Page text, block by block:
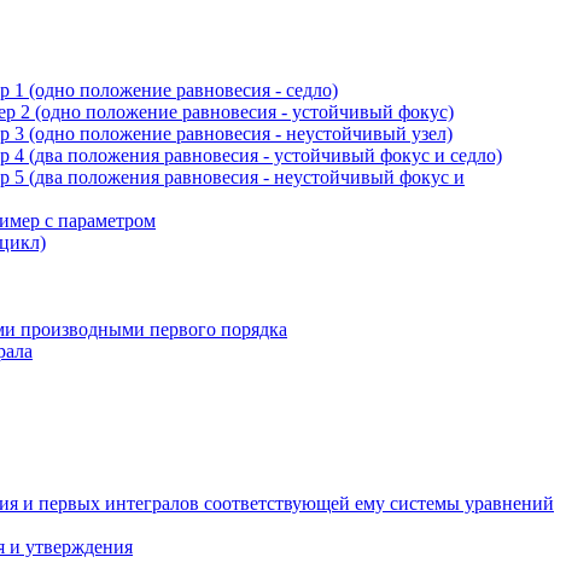
(одно положение равновесия - седло)
2 (одно положение равновесия - устойчивый фокус)
(одно положение равновесия - неустойчивый узел)
(два положения равновесия - устойчивый фокус и седло)
(два положения равновесия - неустойчивый фокус и
с параметром
производными первого порядка
и первых интегралов соответствующей ему системы уравнений
и утверждения